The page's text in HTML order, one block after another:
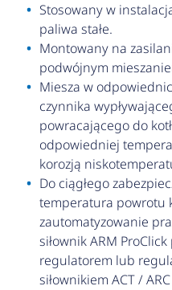
Stosowany w
paliwa stałe.
Montowany na
podwójnym
Miesza w
czynnika
powracającego do
odpowiedniej
korozją
Do ciągłego
temperatura powrotu
zautomatyzowanie
siłownik ARM
regulatorem lub
siłownikiem ACT /